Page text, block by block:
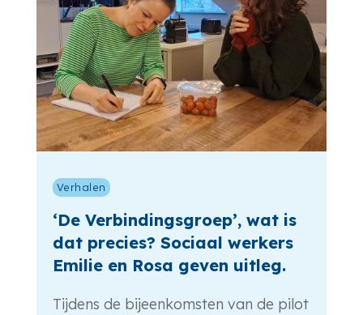
Verhalen
‘De Verbindingsgroep’, wat is
dat precies? Sociaal werkers
Emilie en Rosa geven uitleg.
Tijdens de bijeenkomsten van de pilot